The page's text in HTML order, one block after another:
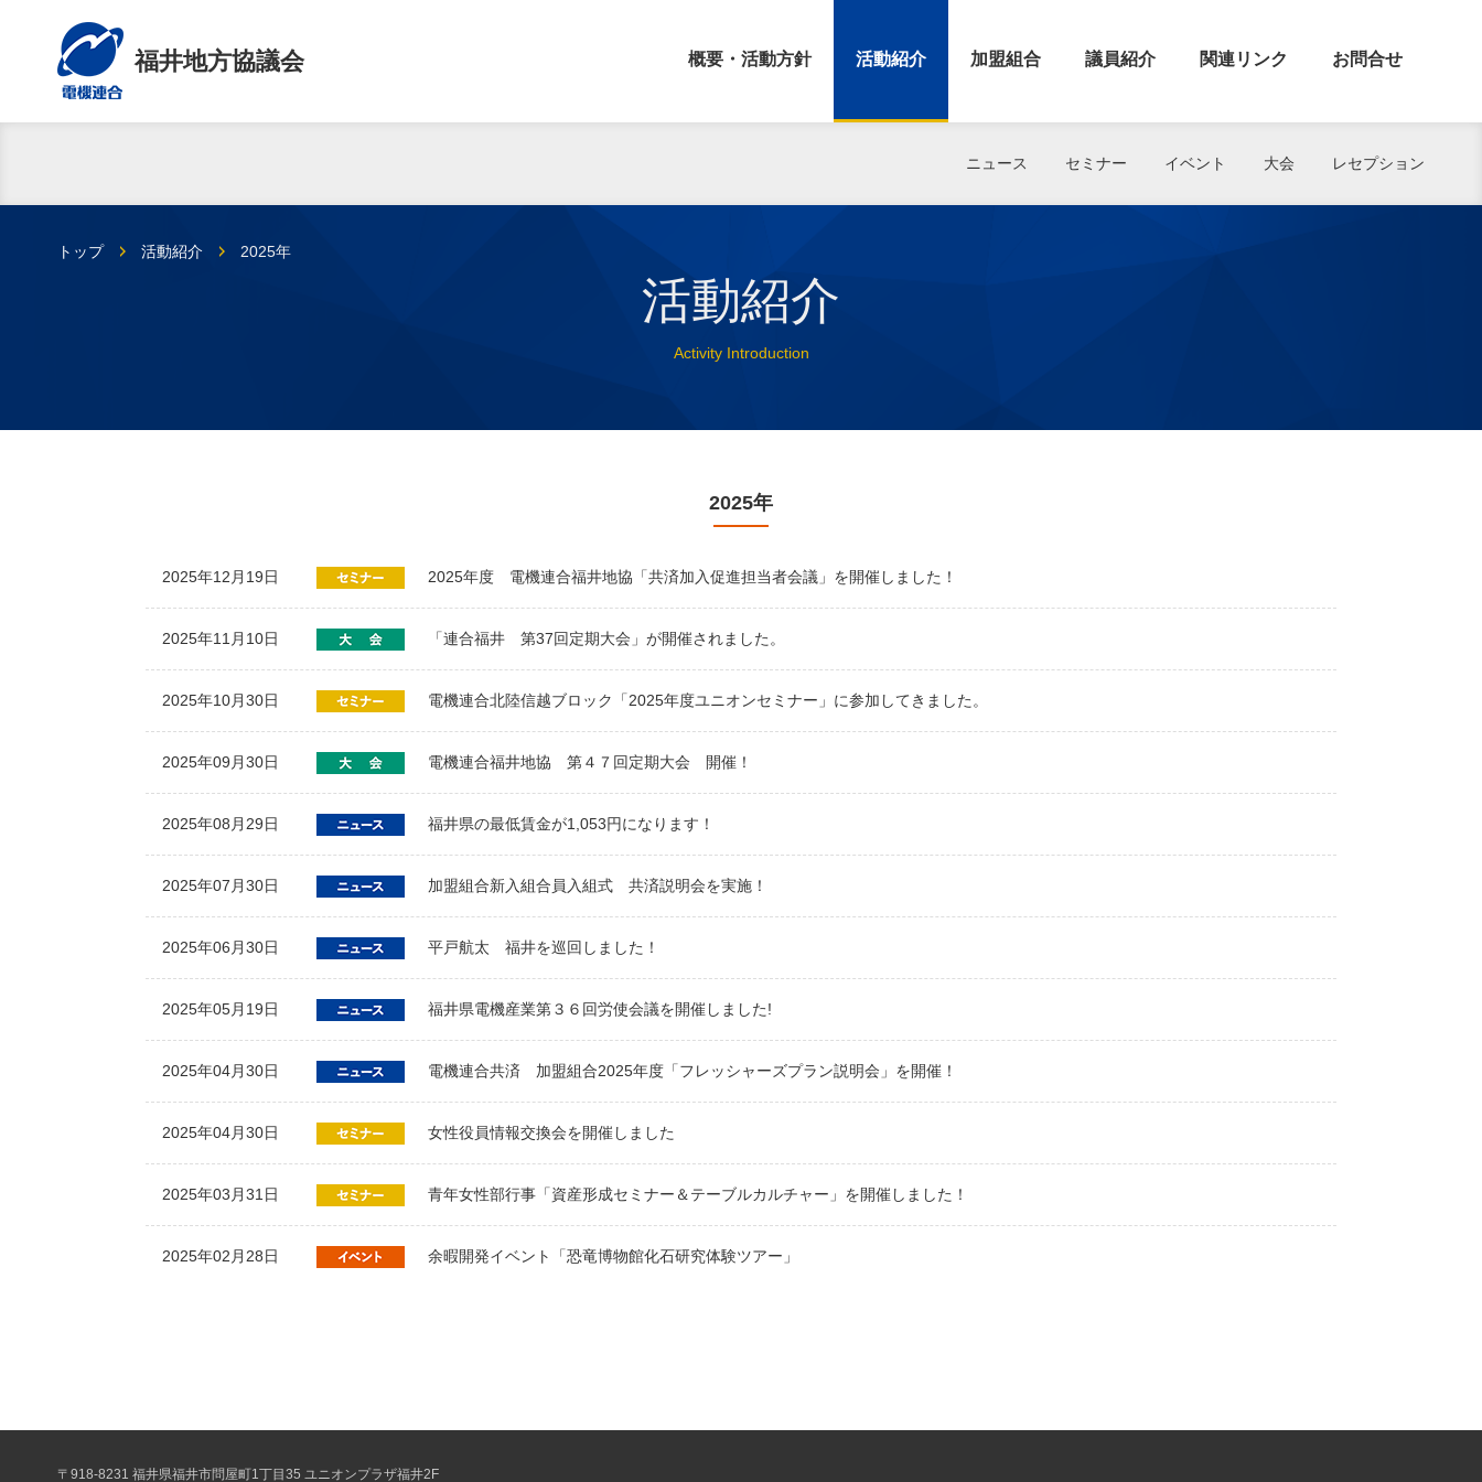
福井地方協議会 概要・活動方針 活動紹介 加盟組合 議員紹介 関連リンク お問合せ
ニュース セミナー イベント 大会 レセプション
トップ 活動紹介 2025年
活動紹介
Activity Introduction
2025年
2025年12月19日 2025年度 電機連合福井地協「共済加入促進担当者会議」を開催しました！
2025年11月10日 「連合福井 第37回定期大会」が開催されました。
2025年10月30日 電機連合北陸信越ブロック「2025年度ユニオンセミナー」に参加してきました。
2025年09月30日 電機連合福井地協 第４７回定期大会 開催！
2025年08月29日 福井県の最低賃金が1,053円になります！
2025年07月30日 加盟組合新入組合員入組式 共済説明会を実施！
2025年06月30日 平戸航太 福井を巡回しました！
2025年05月19日 福井県電機産業第３６回労使会議を開催しました!
2025年04月30日 電機連合共済 加盟組合2025年度「フレッシャーズプラン説明会」を開催！
2025年04月30日 女性役員情報交換会を開催しました
2025年03月31日 青年女性部行事「資産形成セミナー＆テーブルカルチャー」を開催しました！
2025年02月28日 余暇開発イベント「恐竜博物館化石研究体験ツアー」
〒918-8231 福井県福井市問屋町1丁目35 ユニオンプラザ福井2F